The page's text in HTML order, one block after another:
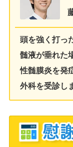
頭を強く打っ
髄液が垂れた
性髄膜炎を発
外科を受診し